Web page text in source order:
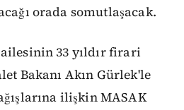
orada somutlaşacak.
33 yıldır firari
Bakanı Akın Gürlek'le
ilişkin MASAK